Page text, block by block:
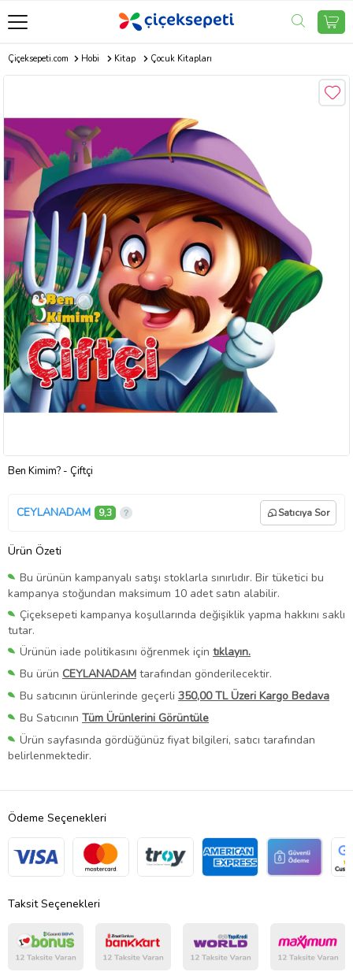
Çiçeksepeti.com Hobi Kitap Çocuk Kitapları
Ben Kimim? - Çiftçi
CEYLANADAM 9,3 Satıcıya Sor
Ürün Özeti
Bu ürünün kampanyalı satışı stoklarla sınırlıdır. Bir tüketici bu
kampanya stoğundan maksimum 10 adet satın alabilir.
Çiçeksepeti kampanya koşullarında değişiklik yapma hakkını saklı
tutar.
Ürünün iade politikasını öğrenmek için tıklayın.
Bu ürün CEYLANADAM tarafından gönderilecektir.
Bu satıcının ürünlerinde geçerli 350,00 TL Üzeri Kargo Bedava
Bu Satıcının Tüm Ürünlerini Görüntüle
Ürün sayfasında gördüğünüz fiyat bilgileri, satıcı tarafından
belirlenmektedir.
Ödeme Seçenekleri
Taksit Seçenekleri